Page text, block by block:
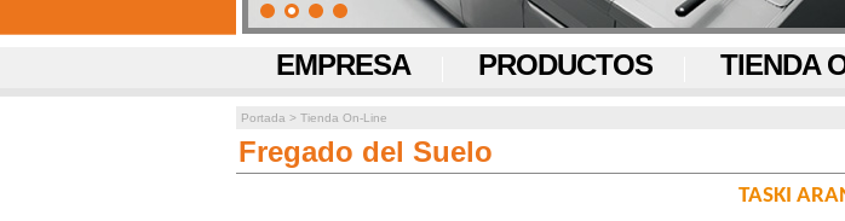
EMPRESA PRODUCTOS TIENDA
Portada > Tienda On-Line
Fregado del Suelo
TASKI